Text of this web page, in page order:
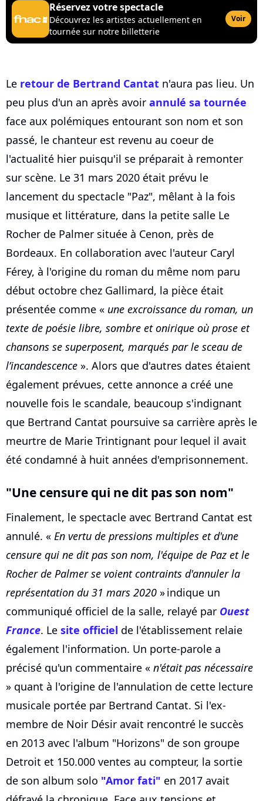
Réservez votre spectacle
Découvrez les artistes actuellement en
tournée sur notre billetterie
Voir
Le retour de Bertrand Cantat n'aura pas lieu. Un
peu plus d'un an après avoir annulé sa tournée
face aux polémiques entourant son nom et son
passé, le chanteur est revenu au coeur de
l'actualité hier puisqu'il se préparait à remonter
sur scène. Le 31 mars 2020 était prévu le
lancement du spectacle "Paz", mêlant à la fois
musique et littérature, dans la petite salle Le
Rocher de Palmer située à Cenon, près de
Bordeaux. En collaboration avec l'auteur Caryl
Férey, à l'origine du roman du même nom paru
début octobre chez Gallimard, la pièce était
présentée comme « une excroissance du roman, un
texte de poésie libre, sombre et onirique où prose et
chansons se superposent, marqués par le sceau de
l’incandescence ». Alors que d'autres dates étaient
également prévues, cette annonce a créé une
nouvelle fois le scandale, beaucoup s'indignant
que Bertrand Cantat poursuive sa carrière après le
meurtre de Marie Trintignant pour lequel il avait
été condamné à huit années d'emprisonnement.
"Une censure qui ne dit pas son nom"
Finalement, le spectacle avec Bertrand Cantat est
annulé. « En vertu de pressions multiples et d'une
censure qui ne dit pas son nom, l'équipe de Paz et le
Rocher de Palmer se voient contraints d'annuler la
représentation du 31 mars 2020 » indique un
communiqué officiel de la salle, relayé par Ouest
France. Le site officiel de l'établissement relaie
également l'information. Un porte-parole a
précisé qu'un commentaire « n'était pas nécessaire
» quant à l'origine de l'annulation de cette lecture
musicale portée par Bertrand Cantat. Si l'ex-
membre de Noir Désir avait rencontré le succès
en 2013 avec l'album "Horizons" de son groupe
Detroit et 150.000 ventes au compteur, la sortie
de son album solo "Amor fati" en 2017 avait